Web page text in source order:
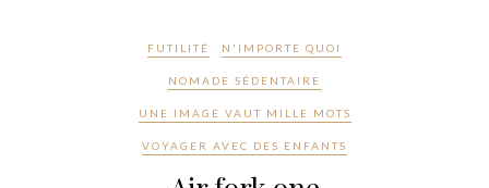
FUTILITÉ N'IMPORTE QUOI
NOMADE SÉDENTAIRE
UNE IMAGE VAUT MILLE MOTS
VOYAGER AVEC DES ENFANTS